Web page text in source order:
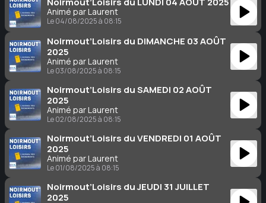
Animé par Laurent
Le 04/08/2025 à 08:15
Noirmout’Loisirs du DIMANCHE 03 AOÛT
2025
Animé par Laurent
Le 03/08/2025 à 08:15
Noirmout’Loisirs du SAMEDI 02 AOÛT
2025
Animé par Laurent
Le 02/08/2025 à 08:15
Noirmout’Loisirs du VENDREDI 01 AOÛT
2025
Animé par Laurent
Le 01/08/2025 à 08:15
Noirmout’Loisirs du JEUDI 31 JUILLET
2025